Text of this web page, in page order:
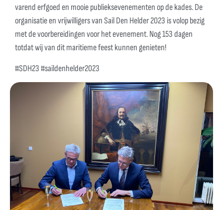
varend erfgoed en mooie publieksevenementen op de kades. De
organisatie en vrijwilligers van Sail Den Helder 2023 is volop bezig
met de voorbereidingen voor het evenement. Nog 153 dagen
totdat wij van dit maritieme feest kunnen genieten!
#SDH23 #saildenhelder2023